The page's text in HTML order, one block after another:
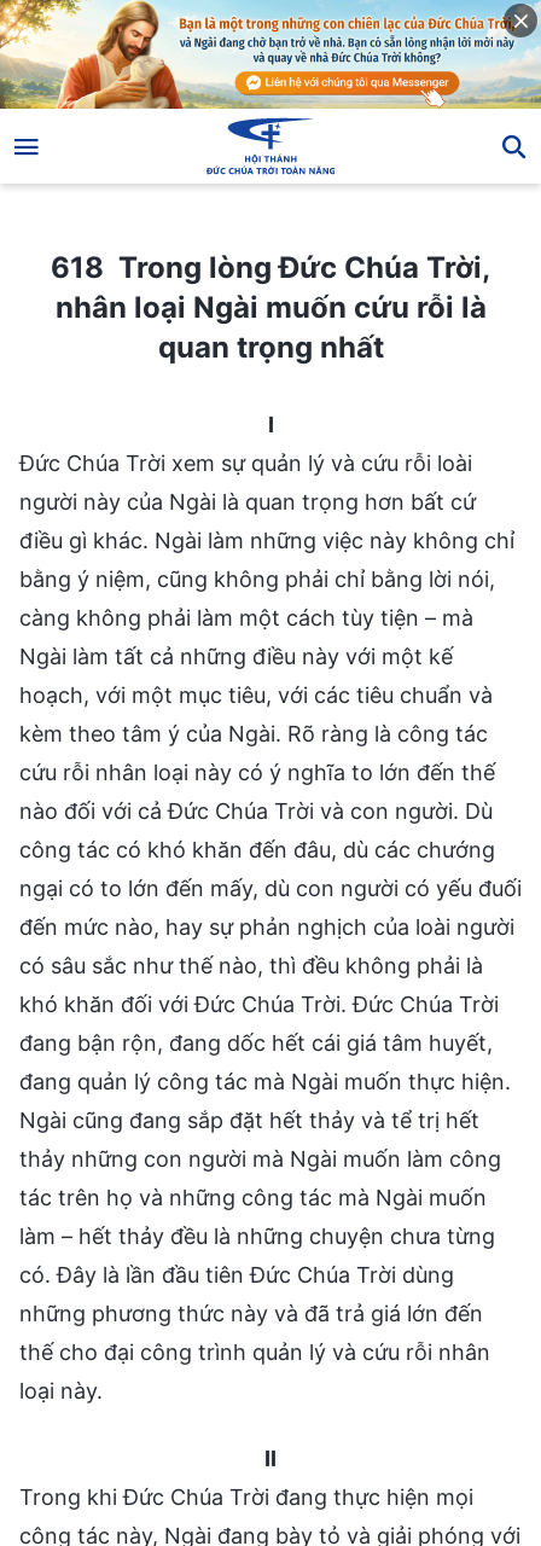
618 Trong lòng Đức Chúa Trời,
nhân loại Ngài muốn cứu rỗi là
quan trọng nhất
I
Đức Chúa Trời xem sự quản lý và cứu rỗi loài
người này của Ngài là quan trọng hơn bất cứ
điều gì khác. Ngài làm những việc này không chỉ
bằng ý niệm, cũng không phải chỉ bằng lời nói,
càng không phải làm một cách tùy tiện – mà
Ngài làm tất cả những điều này với một kế
hoạch, với một mục tiêu, với các tiêu chuẩn và
kèm theo tâm ý của Ngài. Rõ ràng là công tác
cứu rỗi nhân loại này có ý nghĩa to lớn đến thế
nào đối với cả Đức Chúa Trời và con người. Dù
công tác có khó khăn đến đâu, dù các chướng
ngại có to lớn đến mấy, dù con người có yếu đuối
đến mức nào, hay sự phản nghịch của loài người
có sâu sắc như thế nào, thì đều không phải là
khó khăn đối với Đức Chúa Trời. Đức Chúa Trời
đang bận rộn, đang dốc hết cái giá tâm huyết,
đang quản lý công tác mà Ngài muốn thực hiện.
Ngài cũng đang sắp đặt hết thảy và tể trị hết
thảy những con người mà Ngài muốn làm công
tác trên họ và những công tác mà Ngài muốn
làm – hết thảy đều là những chuyện chưa từng
có. Đây là lần đầu tiên Đức Chúa Trời dùng
những phương thức này và đã trả giá lớn đến
thế cho đại công trình quản lý và cứu rỗi nhân
loại này.
II
Trong khi Đức Chúa Trời đang thực hiện mọi
công tác này, Ngài đang bày tỏ và giải phóng với